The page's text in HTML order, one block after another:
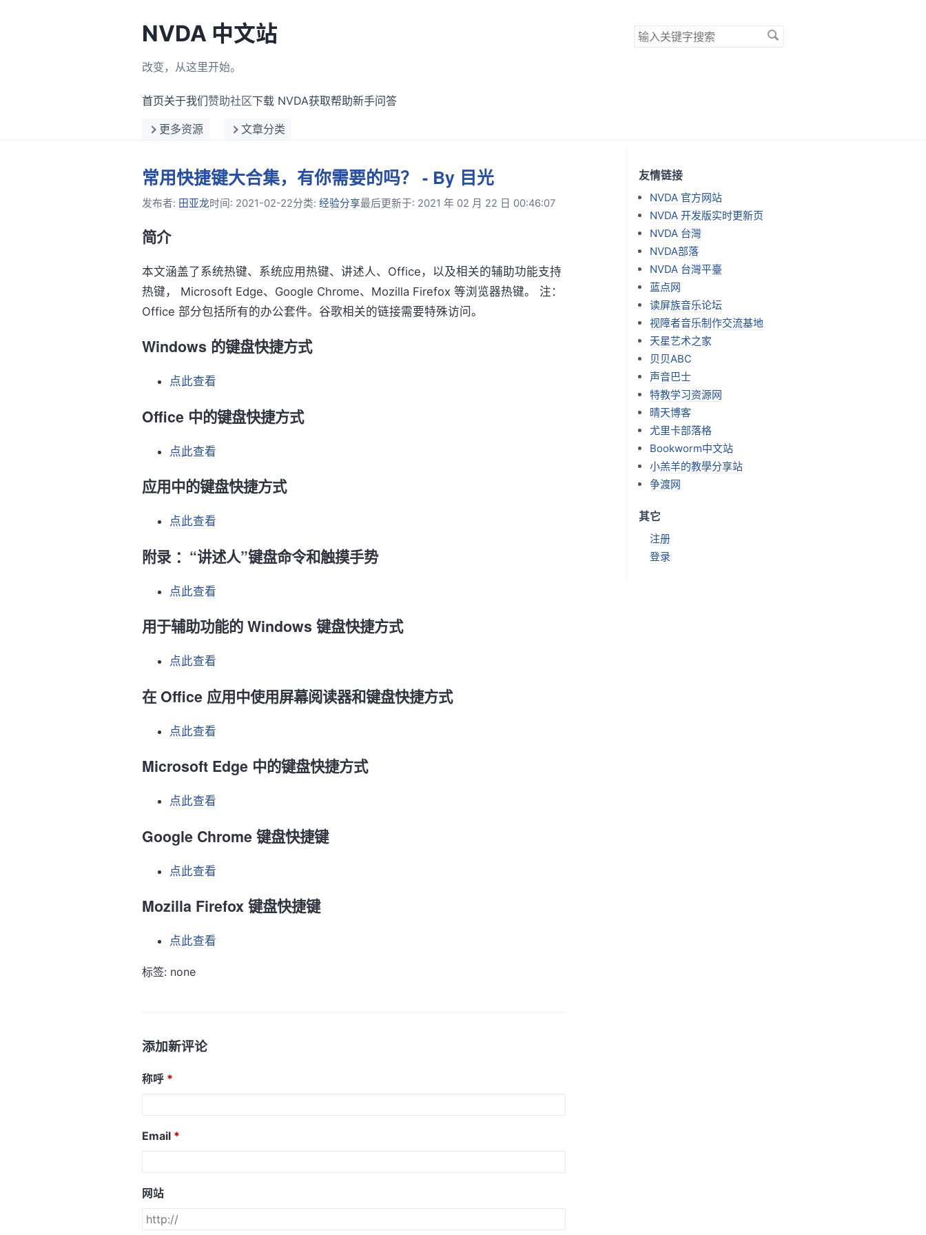
NVDA 中文站
改变，从这里开始。
搜
首页关于我们赞助社区下载 NVDA获取帮助新手问答
更多资源 文章分类
常用快捷键大合集，有你需要的吗？ - By 目光
发布者: 田亚龙时间: 2021-02-22分类: 经验分享最后更新于: 2021 年 02 月 22 日 00:46:07
简介
本文涵盖了系统热键、系统应用热键、讲述人、Office，以及相关的辅助功能支持
热键， Microsoft Edge、Google Chrome、Mozilla Firefox 等浏览器热键。 注：
Office 部分包括所有的办公套件。谷歌相关的链接需要特殊访问。
Windows 的键盘快捷方式
点此查看
Office 中的键盘快捷方式
点此查看
应用中的键盘快捷方式
点此查看
附录 ：“讲述人”键盘命令和触摸手势
点此查看
用于辅助功能的 Windows 键盘快捷方式
点此查看
在 Office 应用中使用屏幕阅读器和键盘快捷方式
点此查看
Microsoft Edge 中的键盘快捷方式
点此查看
Google Chrome 键盘快捷键
点此查看
Mozilla Firefox 键盘快捷键
点此查看
标签: none
添加新评论
称呼
Email
网站
友情链接
NVDA 官方网站
NVDA 开发版实时更新页
NVDA 台灣
NVDA部落
NVDA 台灣平臺
蓝点网
读屏族音乐论坛
视障者音乐制作交流基地
天星艺术之家
贝贝ABC
声音巴士
特教学习资源网
晴天博客
尤里卡部落格
Bookworm中文站
小羔羊的教學分享站
争渡网
其它
注册
登录